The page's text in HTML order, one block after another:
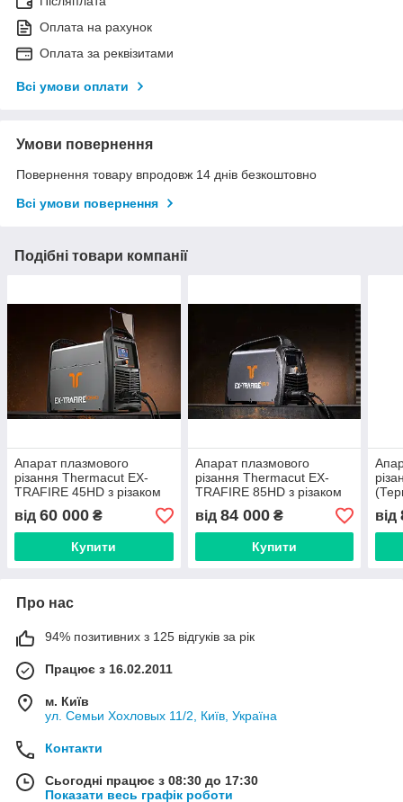
Оплата на рахунок
Оплата за реквізитами
Всі умови оплати
Умови повернення
Повернення товару впродовж 14 днів безкоштовно
Всі умови повернення
Подібні товари компанії
Апарат плазмового
різання Thermacut EX-
TRAFIRE 45HD з різаком
від 60 000 ₴
Купити
Апарат плазмового
різання Thermacut EX-
TRAFIRE 85HD з різаком
від 84 000₴
Купити
від
Про нас
94% позитивних з 125 відгуків за рік
Працює з 16.02.2011
м. Київ
ул. Семьи Хохловых 11/2, Київ, Україна
Контакти
Сьогодні працює з 08:30 до 17:30
Показати весь графік роботи